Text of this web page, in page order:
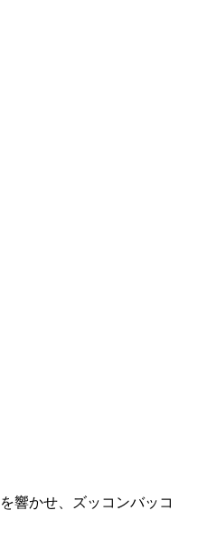
響かせ、ズッコンバッコ